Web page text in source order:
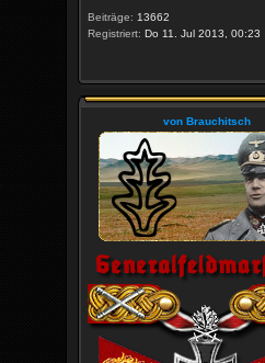
Beiträge: 13662
Registriert: Do 11. Jul 2013, 00:23
von Brauchitsch